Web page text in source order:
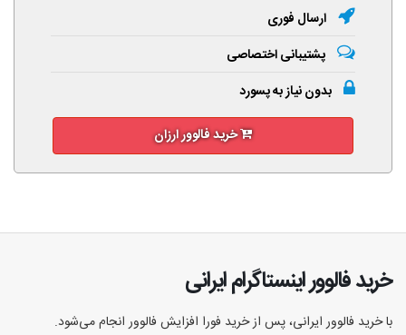
ارسال فوری
پشتیبانی اختصاصی
بدون نیاز به پسورد
خرید فالوور ارزان
خرید فالوور اینستاگرام ایرانی
با خرید فالوور ایرانی، پس از خرید فورا افزایش فالوور انجام‌ می‌شود.